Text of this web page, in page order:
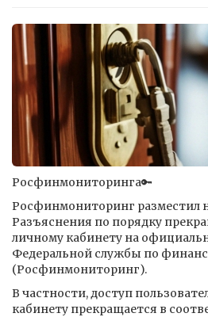
Росфинмониторинга🔑
Росфинмониторинг разместил
Разъяснения по порядку
личному кабинету на
Федеральной службы по
(Росфинмониторинг).
В частности, доступ
кабинету прекращается в